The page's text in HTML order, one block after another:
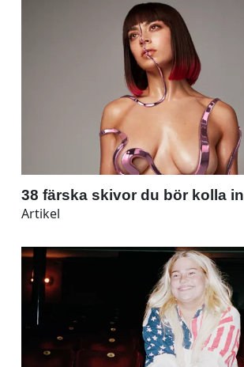
38 färska skivor du bör kolla in
Artikel